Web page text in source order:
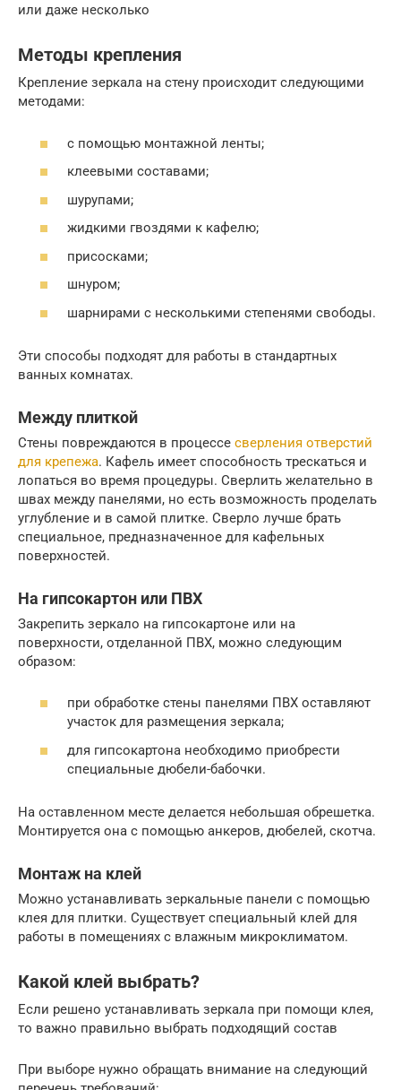
или даже несколько
Методы крепления
Крепление зеркала на стену происходит следующими
методами:
с помощью монтажной ленты;
клеевыми составами;
шурупами;
жидкими гвоздями к кафелю;
присосками;
шнуром;
шарнирами с несколькими степенями свободы.
Эти способы подходят для работы в стандартных
ванных комнатах.
Между плиткой
Стены повреждаются в процессе сверления отверстий
для крепежа. Кафель имеет способность трескаться и
лопаться во время процедуры. Сверлить желательно в
швах между панелями, но есть возможность проделать
углубление и в самой плитке. Сверло лучше брать
специальное, предназначенное для кафельных
поверхностей.
На гипсокартон или ПВХ
Закрепить зеркало на гипсокартоне или на
поверхности, отделанной ПВХ, можно следующим
образом:
при обработке стены панелями ПВХ оставляют
участок для размещения зеркала;
для гипсокартона необходимо приобрести
специальные дюбели-бабочки.
На оставленном месте делается небольшая обрешетка.
Монтируется она с помощью анкеров, дюбелей, скотча.
Монтаж на клей
Можно устанавливать зеркальные панели с помощью
клея для плитки. Существует специальный клей для
работы в помещениях с влажным микроклиматом.
Какой клей выбрать?
Если решено устанавливать зеркала при помощи клея,
то важно правильно выбрать подходящий состав
При выборе нужно обращать внимание на следующий